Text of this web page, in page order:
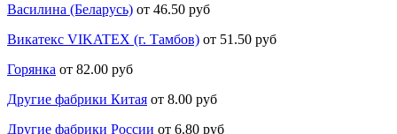
Василина (Беларусь) от 46.50 руб
Викатекс VIKATEX (г. Тамбов) от 51.50 руб
Горянка от 82.00 руб
Другие фабрики Китая от 8.00 руб
Другие фабрики России от 6.80 руб